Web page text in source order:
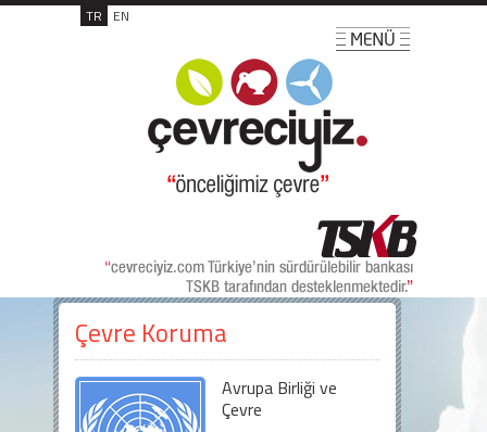
TR EN
Çevre Koruma
Avrupa Birliği ve
Çevre